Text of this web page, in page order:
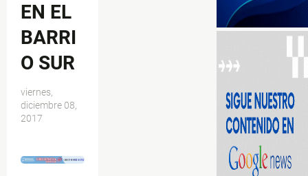
EN EL
BARRI
O SUR
viernes,
diciembre 08,
2017